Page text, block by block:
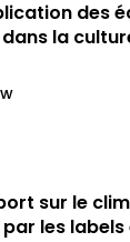
des
la
sur le
les labels